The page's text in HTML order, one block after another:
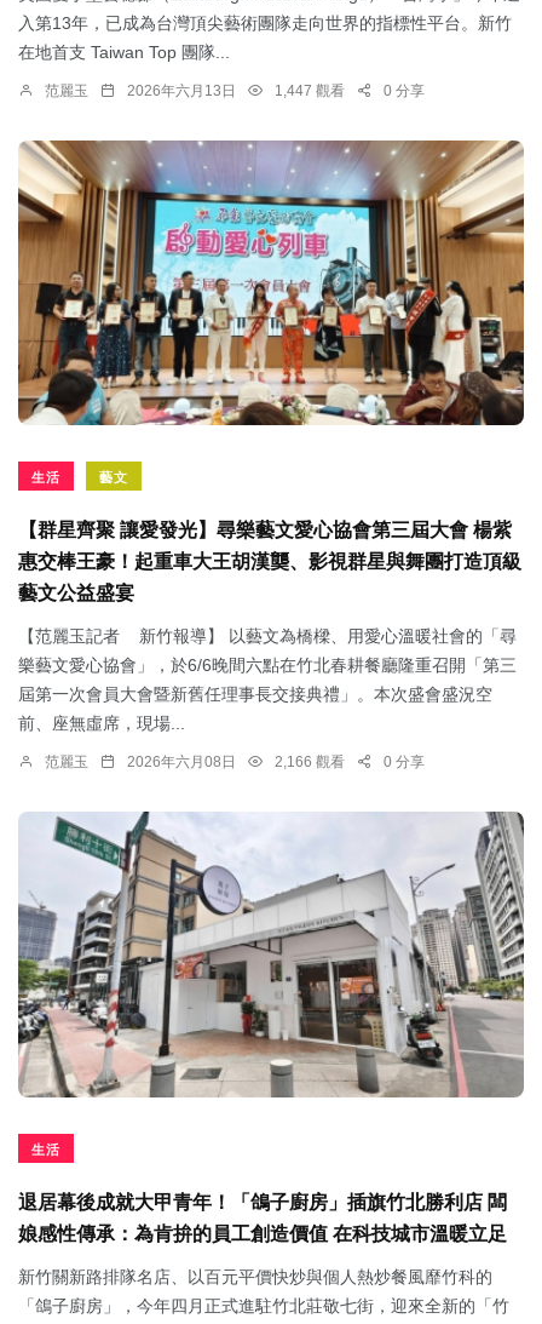
入第13年，已成為台灣頂尖藝術團隊走向世界的指標性平台。新竹
在地首支 Taiwan Top 團隊...
范麗玉 2026年六月13日 1,447 觀看 0 分享
生活 藝文
【群星齊聚 讓愛發光】尋樂藝文愛心協會第三屆大會 楊紫
惠交棒王豪！起重車大王胡漢龑、影視群星與舞團打造頂級
藝文公益盛宴
【范麗玉記者 新竹報導】 以藝文為橋樑、用愛心溫暖社會的「尋
樂藝文愛心協會」，於6/6晚間六點在竹北春耕餐廳隆重召開「第三
屆第一次會員大會暨新舊任理事長交接典禮」。本次盛會盛況空
前、座無虛席，現場...
范麗玉 2026年六月08日 2,166 觀看 0 分享
生活
退居幕後成就大甲青年！「鴿子廚房」插旗竹北勝利店 闆
娘感性傳承：為肯拚的員工創造價值 在科技城市溫暖立足
新竹關新路排隊名店、以百元平價快炒與個人熱炒餐風靡竹科的
「鴿子廚房」，今年四月正式進駐竹北莊敬七街，迎來全新的「竹